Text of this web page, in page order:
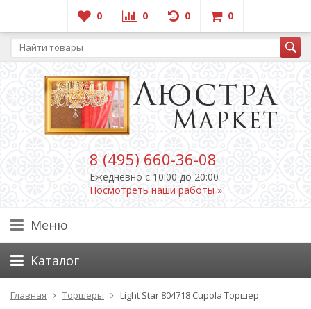
0 0 0 0
8 (495) 660-36-08
Ежедневно c 10:00 до 20:00
Посмотреть наши работы »
Меню
Каталог
Главная Торшеры Light Star 804718 Cupola Торшер